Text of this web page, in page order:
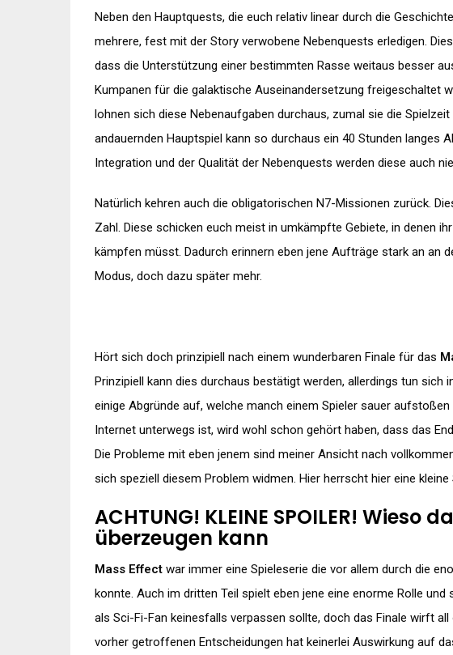
Neben den Hauptquests, die euch relativ linear durch die
mehrere, fest mit der Story verwobene Nebenquests erledigen.
dass die Unterstützung einer bestimmten Rasse weitaus besser
Kumpanen für die galaktische Auseinandersetzung freigeschaltet
lohnen sich diese Nebenaufgaben durchaus, zumal sie die
andauernden Hauptspiel kann so durchaus ein 40 Stunden langes
Integration und der Qualität der Nebenquests werden diese auch
Natürlich kehren auch die obligatorischen N7-Missionen zurück.
Zahl. Diese schicken euch meist in umkämpfte Gebiete, in denen
kämpfen müsst. Dadurch erinnern eben jene Aufträge stark an an
Modus, doch dazu später mehr.
Hört sich doch prinzipiell nach einem wunderbaren Finale für das
Prinzipiell kann dies durchaus bestätigt werden, allerdings tun sich
einige Abgründe auf, welche manch einem Spieler sauer
Internet unterwegs ist, wird wohl schon gehört haben, dass das
Die Probleme mit eben jenem sind meiner Ansicht nach
sich speziell diesem Problem widmen. Hier herrscht hier eine kleine
ACHTUNG! KLEINE SPOILER! Wieso
überzeugen kann
Mass Effect war immer eine Spieleserie die vor allem durch die
konnte. Auch im dritten Teil spielt eben jene eine enorme Rolle
als Sci-Fi-Fan keinesfalls verpassen sollte, doch das Finale wirft
vorher getroffenen Entscheidungen hat keinerlei Auswirkung auf